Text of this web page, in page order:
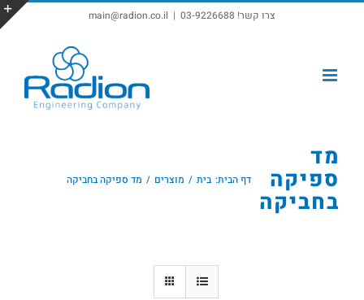
צרו קשר! 03-9226688 |
main@radion.co.il
מד
ספיקה
בחביקה
דף הבית: בית מוצרים מד ספיקה בחביקה